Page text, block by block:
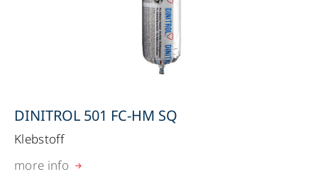
DINITROL 501 FC-HM SQ
Klebstoff
more info